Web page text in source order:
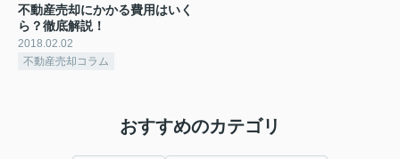
不動産売却にかかる費用はいく
ら？徹底解説！
2018.02.02
不動産売却コラム
おすすめのカテゴリ